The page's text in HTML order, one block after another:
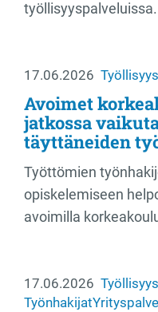
työllisyyspalveluissa.
17.06.2026
Avoimet
jatkossa
täyttäneiden
Työttömien
opiskelemiseen
avoimilla
17.06.2026
Työnhakijat